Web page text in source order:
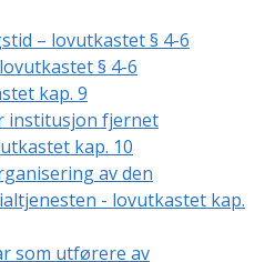
– lovutkastet § 4-6
§ 4-6
kap. 9
institusjon fjernet
kap. 10
av den
- lovutkastet kap.
som utførere av